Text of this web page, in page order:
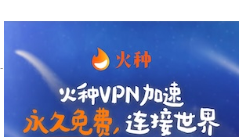
支持
支持[0] 反对[0]